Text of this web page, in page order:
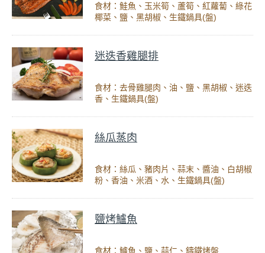
食材：鮭魚、玉米筍、蘆筍、紅蘿蔔、綠花
椰菜、鹽、黑胡椒、生鐵鍋具(盤)
迷迭香雞腿排
食材：去骨雞腿肉、油、鹽、黑胡椒、迷迭
香、生鐵鍋具(盤)
絲瓜蒸肉
食材：絲瓜、豬肉片、蒜末、醬油、白胡椒
粉、香油、米酒、水、生鐵鍋具(盤)
鹽烤鱸魚
食材：鱸魚、鹽、蒜仁、鑄鐵烤盤